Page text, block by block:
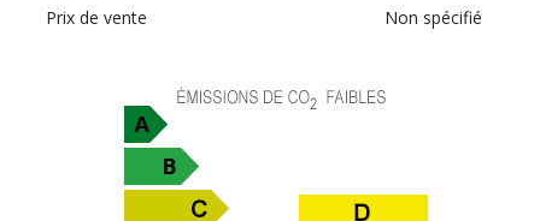
Prix de vente
Non spécifié